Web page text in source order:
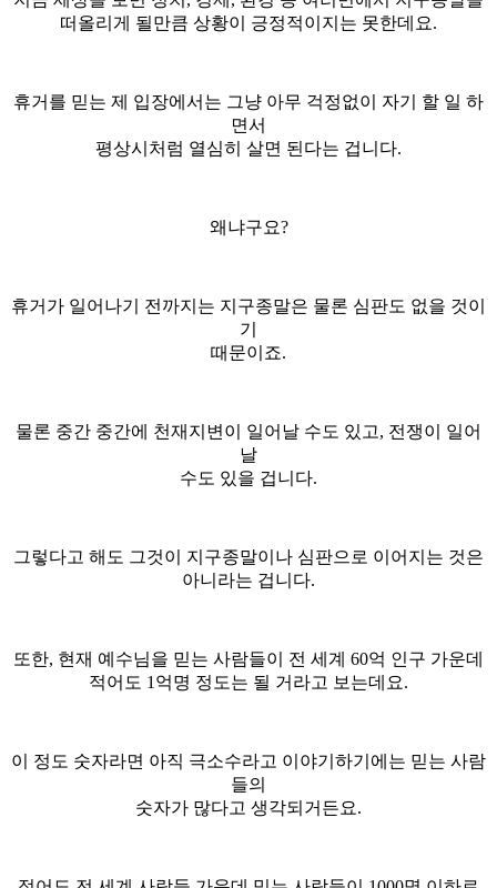
떠올리게 될만큼 상황이 긍정적이지는 못한데요.
휴거를 믿는 제 입장에서는 그냥 아무 걱정없이 자기 할 일 하
면서
평상시처럼 열심히 살면 된다는 겁니다.
왜냐구요?
휴거가 일어나기 전까지는 지구종말은 물론 심판도 없을 것이
기
때문이죠.
물론 중간 중간에 천재지변이 일어날 수도 있고, 전쟁이 일어
날
수도 있을 겁니다.
그렇다고 해도 그것이 지구종말이나 심판으로 이어지는 것은
아니라는 겁니다.
또한, 현재 예수님을 믿는 사람들이 전 세계 60억 인구 가운데
적어도 1억명 정도는 될 거라고 보는데요.
이 정도 숫자라면 아직 극소수라고 이야기하기에는 믿는 사람
들의
숫자가 많다고 생각되거든요.